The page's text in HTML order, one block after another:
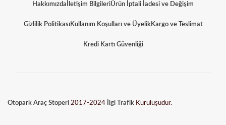
Hakkımızda İletişim BilgileriÜrün İptali İadesi ve Değişim
Gizlilik PolitikasıKullanım Koşulları ve ÜyelikKargo ve Teslimat
Kredi Kartı Güvenliği
Otopark Araç Stoperi 2017-2024 İlgi Trafik Kuruluşudur.